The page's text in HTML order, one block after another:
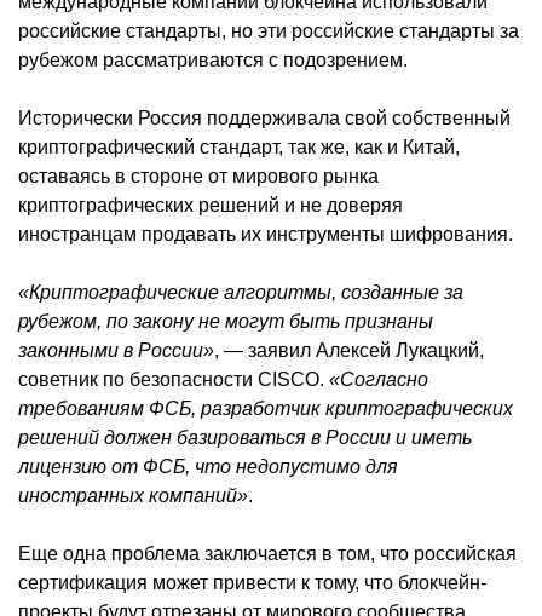
российские стандарты, но эти российские стандарты за
рубежом рассматриваются с подозрением.
Исторически Россия поддерживала свой собственный
криптографический стандарт, так же, как и Китай,
оставаясь в стороне от мирового рынка
криптографических решений и не доверяя
иностранцам продавать их инструменты шифрования.
«Криптографические алгоритмы, созданные за
рубежом, по закону не могут быть признаны
законными в России», — заявил Алексей Лукацкий,
советник по безопасности CISCO. «Согласно
требованиям ФСБ, разработчик криптографических
решений должен базироваться в России и иметь
лицензию от ФСБ, что недопустимо для
иностранных компаний».
Еще одна проблема заключается в том, что российская
сертификация может привести к тому, что блокчейн-